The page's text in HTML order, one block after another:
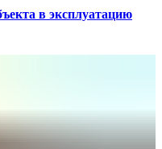
объектов
в эксплуатацию